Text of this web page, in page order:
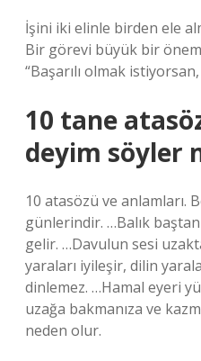
İşini iki elinle birden ele
Bir görevi büyük bir
“Başarılı olmak
10 tane
deyim söyler
10 atasözü ve anlamları.
günlerindir. …Balık
gelir. …Davulun sesi
yaraları iyileşir, dilin
dinlemez. …Hamal eyeri
uzağa bakmanıza ve
neden olur.